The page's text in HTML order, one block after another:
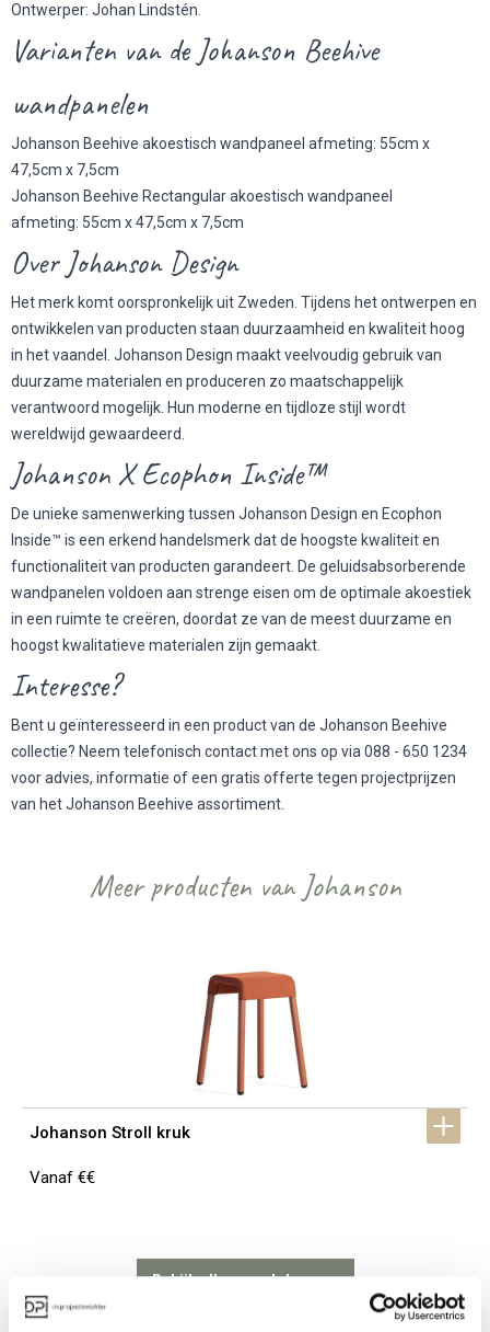
Ontwerper: Johan Lindstén.
Varianten van de Johanson Beehive
wandpanelen
Johanson Beehive akoestisch wandpaneel afmeting: 55cm x
47,5cm x 7,5cm
Johanson Beehive Rectangular akoestisch wandpaneel
afmeting: 55cm x 47,5cm x 7,5cm
Over Johanson Design
Het merk komt oorspronkelijk uit Zweden. Tijdens het ontwerpen en
ontwikkelen van producten staan duurzaamheid en kwaliteit hoog
in het vaandel. Johanson Design maakt veelvoudig gebruik van
duurzame materialen en produceren zo maatschappelijk
verantwoord mogelijk. Hun moderne en tijdloze stijl wordt
wereldwijd gewaardeerd.
Johanson X Ecophon Inside™
De unieke samenwerking tussen Johanson Design en Ecophon
Inside™ is een erkend handelsmerk dat de hoogste kwaliteit en
functionaliteit van producten garandeert. De geluidsabsorberende
wandpanelen voldoen aan strenge eisen om de optimale akoestiek
in een ruimte te creëren, doordat ze van de meest duurzame en
hoogst kwalitatieve materialen zijn gemaakt.
Interesse?
Bent u geïnteresseerd in een product van de Johanson Beehive
collectie? Neem telefonisch contact met ons op via 088 - 650 1234
voor advies, informatie of een gratis offerte tegen projectprijzen
van het Johanson Beehive assortiment.
Meer producten van Johanson
Johanson Stroll kruk
Vanaf €€
Bekijk alles van Johanson